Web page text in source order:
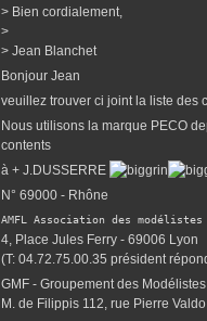
> Bien cordialement,
>
> Jean Blanchet
Bonjour Jean
veuillez trouver ci joint la liste des
Nous utilisons la marque PECO
contents
à + J.DUSSERRE
N° 69000 - Rhône
AMFL Association des
4, Place Jules Ferry - 69006 Lyon
(T: 04.72.75.00.35 président
GMF - Groupement des
M. de Filippis 112, rue Pierre